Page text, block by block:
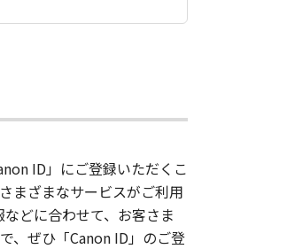
ID」にご登録いただくこ
まざまなサービスがご利用
どに合わせて、お客さま
、ぜひ「Canon ID」のご登